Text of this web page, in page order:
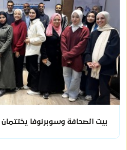
بيت الصحافة وسوبرنوفا